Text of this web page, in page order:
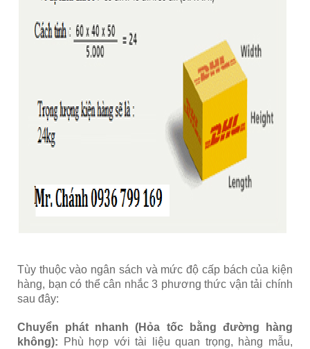
Tùy thuộc vào ngân sách và mức độ cấp bách của kiện
hàng, bạn có thể cân nhắc 3 phương thức vận tải chính
sau đây:
Chuyển phát nhanh (Hỏa tốc bằng đường hàng
không): Phù hợp với tài liệu quan trọng, hàng mẫu,